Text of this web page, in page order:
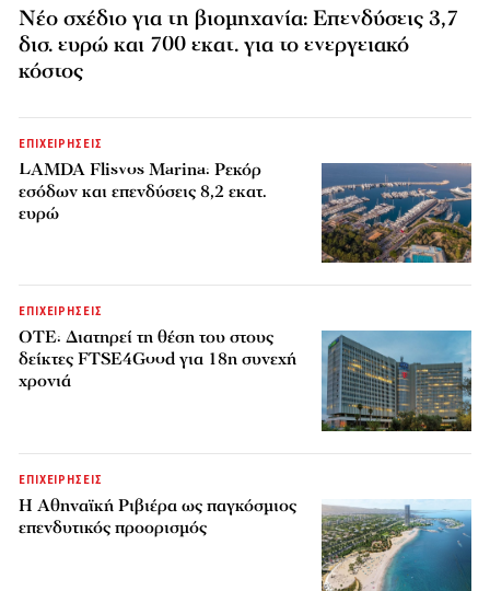
Νέο σχέδιο για τη βιομηχανία: Επενδύσεις 3,7
δισ. ευρώ και 700 εκατ. για το ενεργειακό
κόστος
ΕΠΙΧΕΙΡΗΣΕΙΣ
LAMDA Flisvos Marina: Ρεκόρ
εσόδων και επενδύσεις 8,2 εκατ.
ευρώ
ΕΠΙΧΕΙΡΗΣΕΙΣ
ΟΤΕ: Διατηρεί τη θέση του στους
δείκτες FTSE4Good για 18η συνεχή
χρονιά
ΕΠΙΧΕΙΡΗΣΕΙΣ
Η Αθηναϊκή Ριβιέρα ως παγκόσμιος
επενδυτικός προορισμός